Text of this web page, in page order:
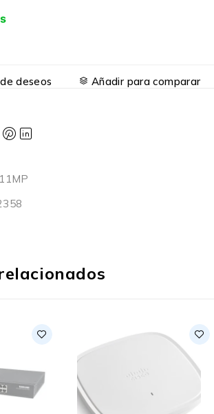
deseos Añadir para comparar